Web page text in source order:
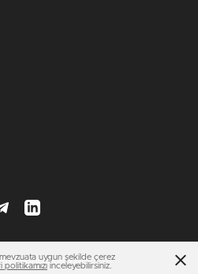
mevzuata uygun şekilde çerez
politikamızı inceleyebilirsiniz.